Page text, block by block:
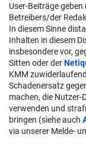
User-Beiträge
Betreibers/der
In diesem Sinne
Inhalten in diesem
insbesondere vor,
Sitten oder der
KMM
Schadenersatz
machen, die Nutzer-
verwenden und
bringen (siehe auch
via unserer Melde-